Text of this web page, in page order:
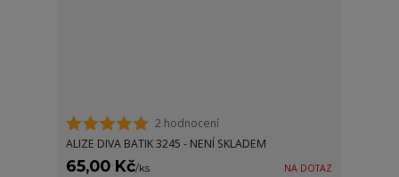
2 hodnocení
ALIZE DIVA BATIK 3245 - NENÍ SKLADEM
65,00 Kč/ks NA DOTAZ